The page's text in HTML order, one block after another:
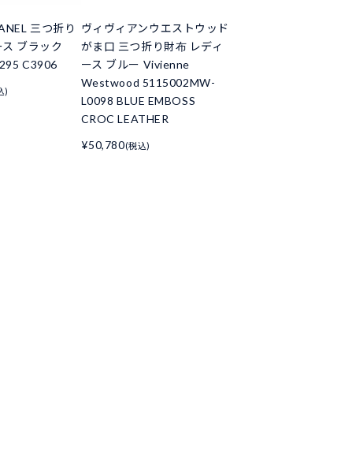
三つ折り
ブラック
C3906
)
ヴィヴィアンウエストウッド
がま口 三つ折り財布 レディ
ース ブルー Vivienne
Westwood 5115002MW-
L0098 BLUE EMBOSS
CROC LEATHER
¥50,780(税込)